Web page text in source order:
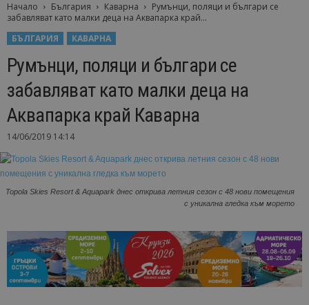
Начало България Каварна
Румънци, поляци и българи се
забавляват като малки деца на Аквапарка край...
БЪЛГАРИЯ
КАВАРНА
Румънци, поляци и българи се
забавляват като малки деца на
Аквапарка край Каварна
14/06/2019 14:14
Topola Skies Resort & Aquapark днес открива летния сезон с 48 нови помещения
с уникална гледка към морето